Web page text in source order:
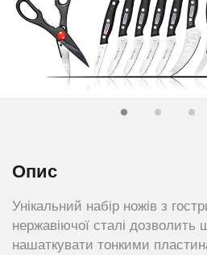
Опис
Унікальний набір ножів з
нержавіючої сталі дозволить
нашаткувати тонкими